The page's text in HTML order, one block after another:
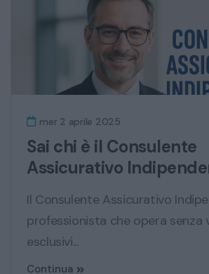
mer 2 aprile 2025
Sai chi è il Consulente
Assicurativo
Il Consulente Assicurativo
professionista che opera senza
esclusivi...
Continua